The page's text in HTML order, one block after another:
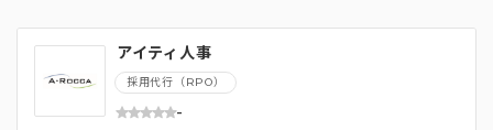
アイティ人事
採用代行（RPO）
-